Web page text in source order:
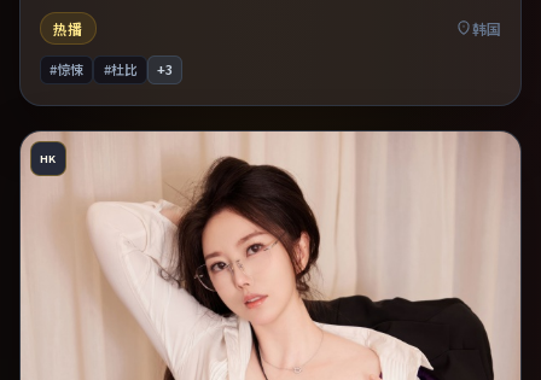
热播
韩国
#惊悚 #杜比 +3
HK